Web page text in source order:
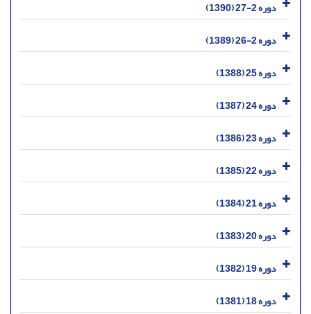
دوره 2-27 (1390)
دوره 2-26 (1389)
دوره 25 (1388)
دوره 24 (1387)
دوره 23 (1386)
دوره 22 (1385)
دوره 21 (1384)
دوره 20 (1383)
دوره 19 (1382)
دوره 18 (1381)